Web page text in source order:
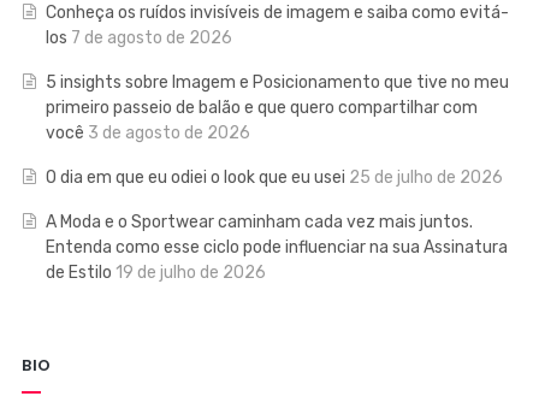
Conheça os ruídos invisíveis de imagem e saiba como evitá-
los 7 de agosto de 2026
5 insights sobre Imagem e Posicionamento que tive no meu
primeiro passeio de balão e que quero compartilhar com
você 3 de agosto de 2026
O dia em que eu odiei o look que eu usei 25 de julho de 2026
A Moda e o Sportwear caminham cada vez mais juntos.
Entenda como esse ciclo pode influenciar na sua Assinatura
de Estilo 19 de julho de 2026
BIO